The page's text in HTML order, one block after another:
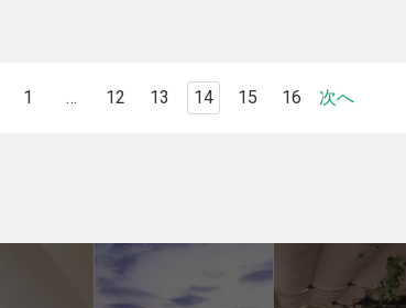
1 … 12 13 14 15 16 次へ